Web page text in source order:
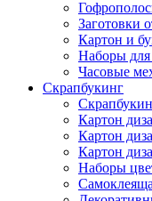
Заготовки
Картон и
Наборы
Часовые
Скрапбукинг
Картон
Картон
Картон
Наборы